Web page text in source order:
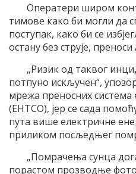
Оператери широм
тимове како би могли да
поступак, како би се
остану без струје,
„Ризик од таквог
потпуно искључен“,
мрежа преносних система
(ЕНТСО), јер се сада
пута више електричне
приликом посљедњег
„Помрачења сунца
порастом прозводње